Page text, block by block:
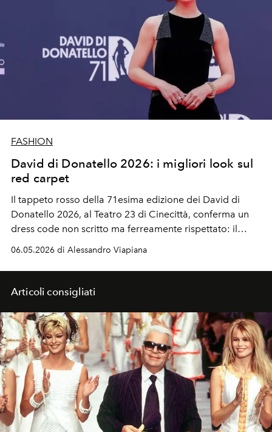
FASHION
David di Donatello 2026: i migliori look sul
red carpet
Il tappeto rosso della 71esima edizione dei David di
Donatello 2026, al Teatro 23 di Cinecittà, conferma un
dress code non scritto ma ferreamente rispettato: il
06.05.2026 di Alessandro Viapiana
Articoli consigliati